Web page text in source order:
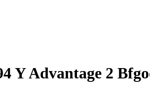
Y Advantage 2